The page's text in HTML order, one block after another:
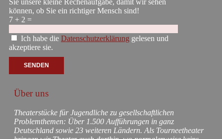
können, ob Sie ein richtiger Mensch sind!
7 + 2 =
Ich habe die Datenschutzerklärung gelesen und
akzeptiere sie.
Über uns
Theaterstücke für Jugendliche zu gesellschaftlichen
Problemthemen: Über 1.500 Aufführungen in ganz
Deutschland sowie 23 weiteren Ländern. Als Tourneetheater